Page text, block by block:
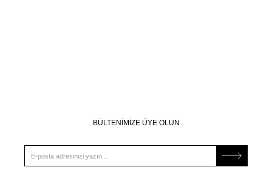
BÜLTENİMİZE ÜYE OLUN